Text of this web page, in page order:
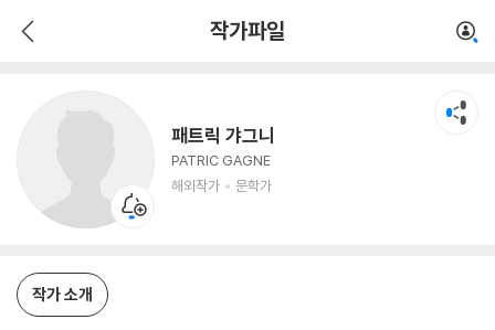
작가파일
패트릭 갸그니
PATRIC GAGNE
해외작가
문학가
작가 소개